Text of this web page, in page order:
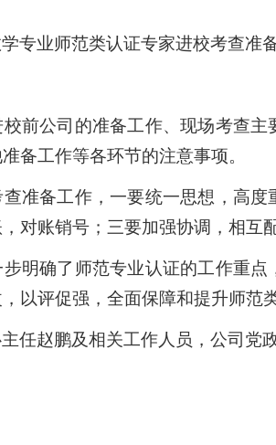
专业师范类认证专家进校考查准
前公司的准备工作、现场考查
备工作等各环节的注意事项。
准备工作，一要统一思想，高
对账销号；三要加强协调，相互
明确了师范专业认证的工作重
以评促强，全面保障和提升师范
任赵鹏及相关工作人员，公司党